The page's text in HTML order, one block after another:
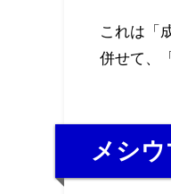
これは「
併せて、
メシウ